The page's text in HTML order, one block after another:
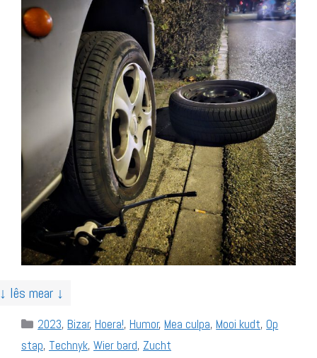
↓ lês mear ↓
Categories
2023, Bizar, Hoera!, Humor, Mea culpa, Mooi kudt, Op
stap, Technyk, Wier bard, Zucht